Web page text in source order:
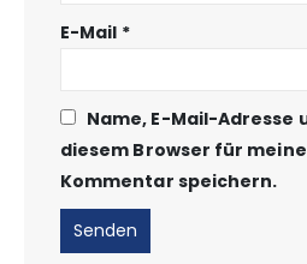
E-Mail *
Name, E-Mail-Adresse
diesem Browser für
Kommentar speichern.